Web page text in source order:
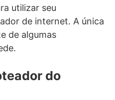
utilizar seu
de internet. A única
de algumas
do